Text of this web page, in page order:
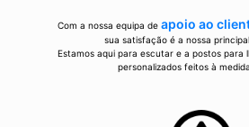
Com a nossa equipa de apoio ao
sua satisfação é a nossa
Estamos aqui para escutar e a postos para
personalizados feitos à